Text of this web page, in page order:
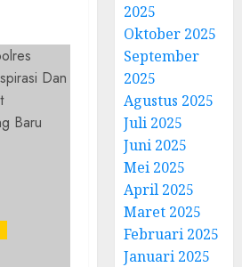
2025
Oktober 2025
September
2025
Agustus 2025
Juli 2025
Juni 2025
Mei 2025
April 2025
Maret 2025
Februari 2025
Januari 2025